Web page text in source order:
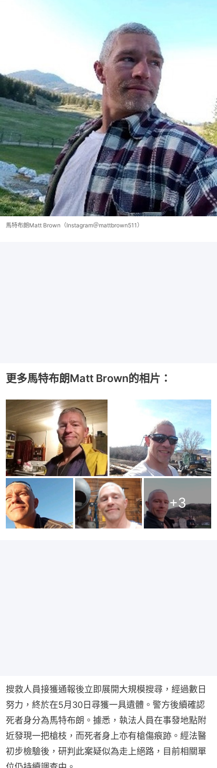
馬特布朗Matt Brown（Instagram＠mattbrown511）
更多馬特布朗Matt Brown的相片：
+3
搜救人員接獲通報後立即展開大規模搜尋，經過數日
努力，終於在5月30日尋獲一具遺體。警方後續確認
死者身分為馬特布朗。據悉，執法人員在事發地點附
近發現一把槍枝，而死者身上亦有槍傷痕跡。經法醫
初步檢驗後，研判此案疑似為走上絕路，目前相關單